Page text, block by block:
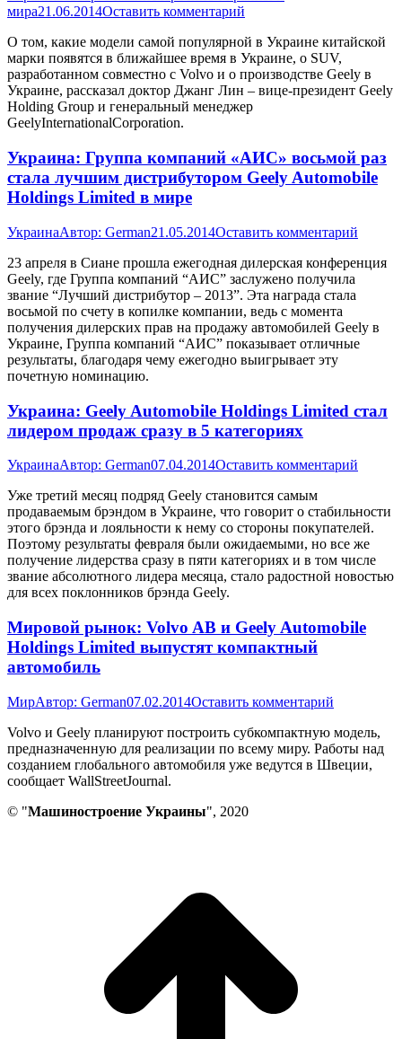
мира21.06.2014Оставить комментарий
О том, какие модели самой популярной в Украине китайской
марки появятся в ближайшее время в Украине, о SUV,
разработанном совместно с Volvo и о производстве Geely в
Украине, рассказал доктор Джанг Лин – вице-президент Geely
Holding Group и генеральный менеджер
GeelyInternationalCorporation.
Украина: Группа компаний «АИС» восьмой раз
стала лучшим дистрибутором Geely Automobile
Holdings Limited в мире
УкраинаАвтор: German21.05.2014Оставить комментарий
23 апреля в Сиане прошла ежегодная дилерская конференция
Geely, где Группа компаний “АИС” заслужено получила
звание “Лучший дистрибутор – 2013”. Эта награда стала
восьмой по счету в копилке компании, ведь с момента
получения дилерских прав на продажу автомобилей Geely в
Украине, Группа компаний “АИС” показывает отличные
результаты, благодаря чему ежегодно выигрывает эту
почетную номинацию.
Украина: Geely Automobile Holdings Limited стал
лидером продаж сразу в 5 категориях
УкраинаАвтор: German07.04.2014Оставить комментарий
Уже третий месяц подряд Geely становится самым
продаваемым брэндом в Украине, что говорит о стабильности
этого брэнда и лояльности к нему со стороны покупателей.
Поэтому результаты февраля были ожидаемыми, но все же
получение лидерства сразу в пяти категориях и в том числе
звание абсолютного лидера месяца, стало радостной новостью
для всех поклонников брэнда Geely.
Мировой рынок: Volvo AB и Geely Automobile
Holdings Limited выпустят компактный
автомобиль
МирАвтор: German07.02.2014Оставить комментарий
Volvo и Geely планируют построить субкомпактную модель,
предназначенную для реализации по всему миру. Работы над
созданием глобального автомобиля уже ведутся в Швеции,
сообщает WallStreetJournal.
© "Машиностроение Украины", 2020